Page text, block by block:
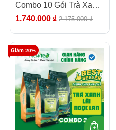
Hậu Mãi
Combo 10 Gói Trà Xanh
Lài Ngọc Lan Cao Cấp
Pha Trà Chanh, Trà Tắc
1.740.000 ₫ 2.175.000 ₫
Giảm 20%